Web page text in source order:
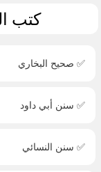
كتب
✅ صحيح البخاري
✅ سنن أبي داود
✅ سنن النسائي